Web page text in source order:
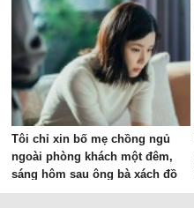
Tôi chỉ xin bố mẹ chồng ngủ
ngoài phòng khách một đêm,
sáng hôm sau ông bà xách đồ
về quê, tôi sai ở đâu?